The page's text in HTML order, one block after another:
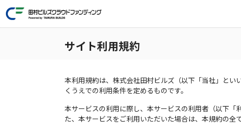
サイト利用規約
本利用規約は、株式会社田村ビルズ（以下「当社」と
くうえでの利用条件を定めるものです。
本サービスの利用に際し、本サービスの利用者（以下
た、本サービスをご利用いただいた場合は、本規約の全